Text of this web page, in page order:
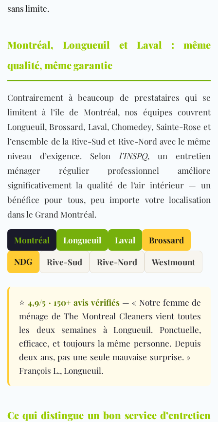
sans limite.
Montréal, Longueuil et Laval : même
qualité, même garantie
Contrairement à beaucoup de prestataires qui se
limitent à l’île de Montréal, nos équipes couvrent
Longueuil, Brossard, Laval, Chomedey, Sainte-Rose et
l’ensemble de la Rive-Sud et Rive-Nord avec le même
niveau d’exigence. Selon l’INSPQ, un entretien
ménager régulier professionnel améliore
significativement la qualité de l’air intérieur — un
bénéfice pour tous, peu importe votre localisation
dans le Grand Montréal.
Montréal Longueuil Laval
Brossard
NDG
Rive-Sud Rive-Nord Westmount
⭐4,9/5 · 150+ avis vérifiés — « Notre femme de
ménage de The Montreal Cleaners vient toutes
les deux semaines à Longueuil. Ponctuelle,
efficace, et toujours la même personne. Depuis
deux ans, pas une seule mauvaise surprise. » —
François L., Longueuil.
Ce qui distingue un bon service d’entretien